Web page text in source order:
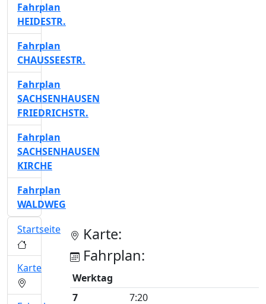
Karte:
Fahrplan:
Werktag
7
7:20
Fahrplan
HEIDESTR.
Fahrplan
CHAUSSEESTR.
Fahrplan
SACHSENHAUSEN
FRIEDRICHSTR.
Fahrplan
SACHSENHAUSEN
KIRCHE
Fahrplan
WALDWEG
Startseite
Karte